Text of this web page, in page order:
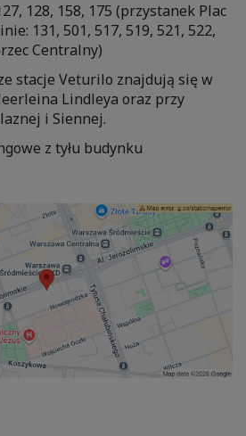
128, 158, 175 (przystanek Plac
131, 501, 517, 519, 521, 522,
Centralny)
stacje Veturilo znajdują się w
Lindleya oraz przy
i Siennej.
z tyłu budynku